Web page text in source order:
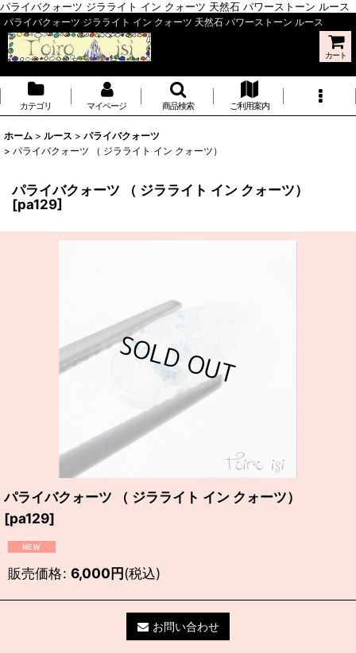
パライバクォーツ ジラライト イン クォーツ 天然石 パワーストーン ルース
パライバクォーツ ジラライト イン クォーツ 天然石 パワーストーン ルース
カート
カテゴリ マイページ 商品検索 ご利用案内
ホーム > ルース > パライバクォーツ
> パライバクォーツ （ ジラライト イン クォーツ）
パライバクォーツ （ ジラライト イン クォーツ）
[pa129]
パライバクォーツ （ ジラライト イン クォーツ）
[pa129]
販売価格: 6,000円(税込)
お問い合わせ